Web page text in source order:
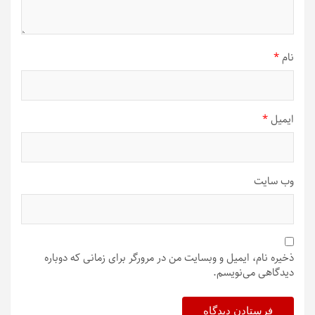
نام*
ایمیل*
وب‌ سایت
ذخیره نام، ایمیل و وبسایت من در مرورگر برای زمانی که دوباره
دیدگاهی می‌نویسم.